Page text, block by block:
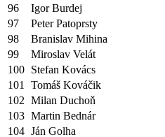
96
Igor Burdej
97
Peter Patoprsty
98
Branislav Mihina
99
Miroslav Velát
100 Stefan Kovács
101
Tomáš Kováčik
102 Milan Duchoň
103 Martin Bednár
104 Ján Golha